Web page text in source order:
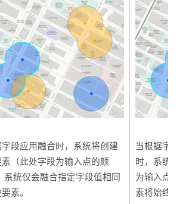
段应用融合时，系统将创建
（此处字段为输入点的颜
系统仅会融合指定字段值相同
素。
当根据字
时，系统
为输入点
素将始终